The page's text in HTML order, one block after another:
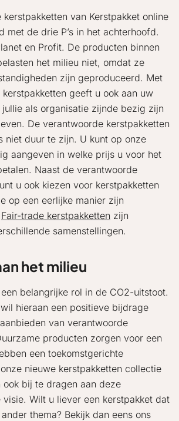
van Kerstpakket online
met de drie P’s in het achterhoofd.
en Profit. De producten binnen
het milieu niet, omdat ze
zijn geproduceerd. Met
geeft u ook aan uw
jullie als organisatie zijnde bezig zijn
De verantwoorde kerstpakketten
niet duur te zijn. U kunt op onze
aangeven in welke prijs u voor het
Naast de verantwoorde
u ook kiezen voor kerstpakketten
op een eerlijke manier zijn
Fair-trade kerstpakketten zijn
samenstellingen.
het milieu
belangrijke rol in de CO2-uitstoot.
hieraan een positieve bijdrage
van verantwoorde
producten zorgen voor een
een toekomstgerichte
nieuwe kerstpakketten collectie
bij te dragen aan deze
visie. Wilt u liever een kerstpakket dat
thema? Bekijk dan eens ons